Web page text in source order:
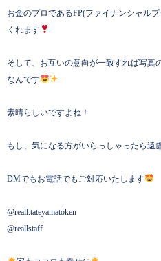
お金のプロであるFP(ファイナンシャル
くれます
そして、お互いの意向が一致すれば写真
なんです
素晴らしいですよね！
もし、気になる方がいらっしゃったら遠
DMでもお電話でもご対応いたします
@reall.tateyamatoken
@reallstaff